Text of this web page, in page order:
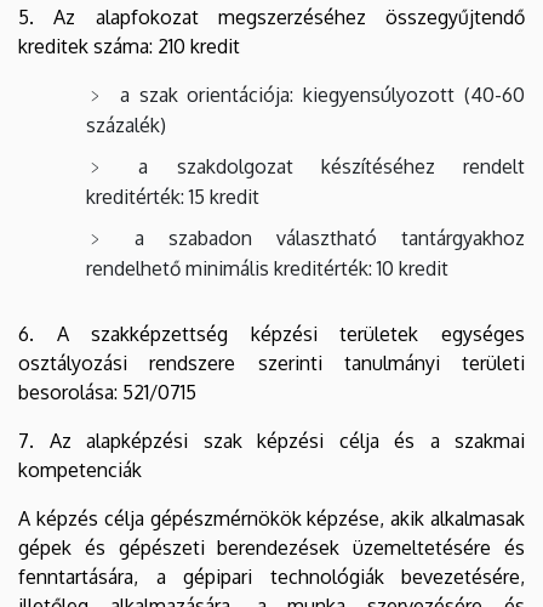
5. Az alapfokozat megszerzéséhez összegyűjtendő
kreditek száma: 210 kredit
a szak orientációja: kiegyensúlyozott (40-60
százalék)
a szakdolgozat készítéséhez rendelt
kreditérték: 15 kredit
a szabadon választható tantárgyakhoz
rendelhető minimális kreditérték: 10 kredit
6. A szakképzettség képzési területek egységes
osztályozási rendszere szerinti tanulmányi területi
besorolása: 521/0715
7. Az alapképzési szak képzési célja és a szakmai
kompetenciák
A képzés célja gépészmérnökök képzése, akik alkalmasak
gépek és gépészeti berendezések üzemeltetésére és
fenntartására, a gépipari technológiák bevezetésére,